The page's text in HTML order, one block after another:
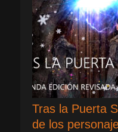
Tras la Puerta
de los